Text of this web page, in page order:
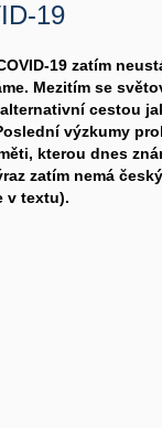
19
19 zatím
Mezitím se
cestou
výzkumy
kterou dnes
zatím nemá
v textu).